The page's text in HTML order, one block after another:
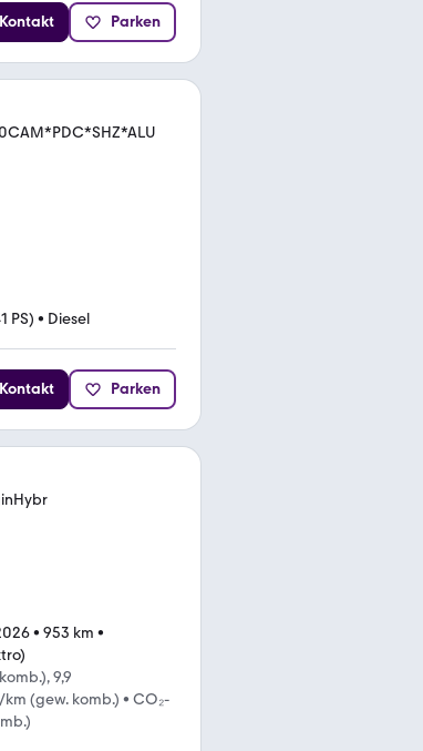
Kontakt Parken
PS) • Diesel
Kontakt Parken
• 953 km •
9,9
(gew. komb.) • CO₂-